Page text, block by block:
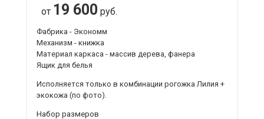
от 19 600 руб.
Фабрика - Экономм
Механизм - книжка
Материал каркаса - массив дерева, фанера
Ящик для белья
Исполняется только в комбинации рогожка Лилия +
экокожа (по фото).
Набор размеров